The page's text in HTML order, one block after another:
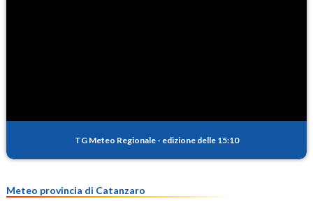
TG Meteo Regionale - edizione delle 15:10
Meteo provincia di Catanzaro